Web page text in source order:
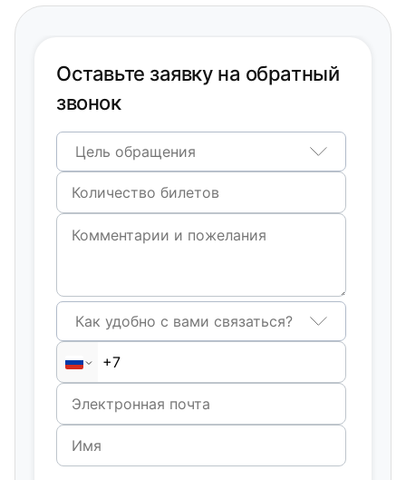
Оставьте заявку на обратный
звонок
Цель обращения
Как удобно с вами связаться?